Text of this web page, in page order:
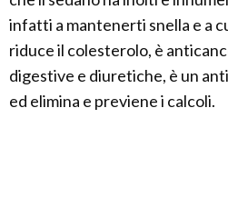
infatti a mantenerti snella e a
riduce il colesterolo, è
digestive e diuretiche, è un
ed elimina e previene i calcoli.